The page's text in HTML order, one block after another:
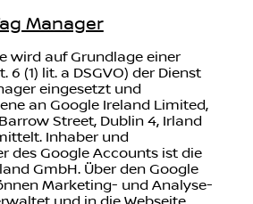
Manager
wird auf Grundlage einer
6 (1) lit. a DSGVO) der Dienst
eingesetzt und
an Google Ireland Limited,
Street, Dublin 4, Irland
Inhaber und
des Google Accounts ist die
GmbH. Über den Google
Marketing- und Analyse-